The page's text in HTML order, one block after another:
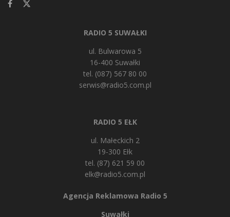
RADIO 5 SUWAŁKI
ul. Bulwarowa 5
16-400 Suwałki
tel. (087) 567 80 00
serwis@radio5.com.pl
RADIO 5 EŁK
ul. Małeckich 2
19-300 Ełk
tel. (87) 621 59 00
elk@radio5.com.pl
Agencja Reklamowa Radio 5
Suwałki